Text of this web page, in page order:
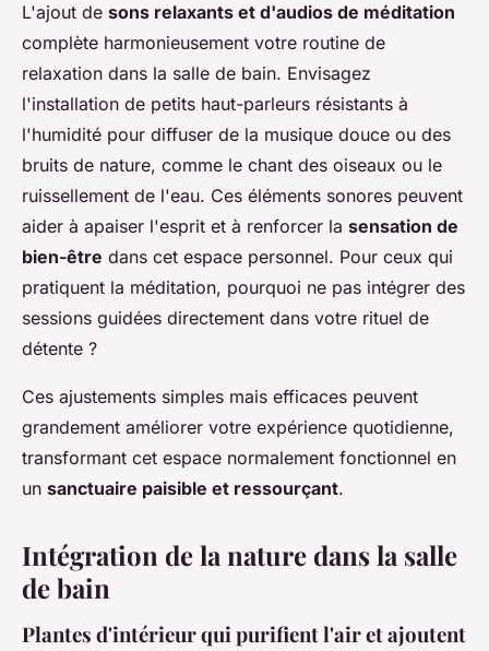
L'ajout de sons relaxants et d'audios de méditation
complète harmonieusement votre routine de
relaxation dans la salle de bain. Envisagez
l'installation de petits haut-parleurs résistants à
l'humidité pour diffuser de la musique douce ou des
bruits de nature, comme le chant des oiseaux ou le
ruissellement de l'eau. Ces éléments sonores peuvent
aider à apaiser l'esprit et à renforcer la sensation de
bien-être dans cet espace personnel. Pour ceux qui
pratiquent la méditation, pourquoi ne pas intégrer des
sessions guidées directement dans votre rituel de
détente ?
Ces ajustements simples mais efficaces peuvent
grandement améliorer votre expérience quotidienne,
transformant cet espace normalement fonctionnel en
un sanctuaire paisible et ressourçant.
Intégration de la nature dans la salle
de bain
Plantes d'intérieur qui purifient l'air et ajoutent